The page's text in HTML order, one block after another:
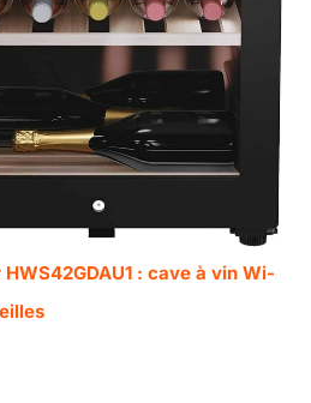
: cave à vin Wi-